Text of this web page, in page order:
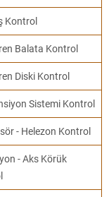
Kontrol
Balata Kontrol
Diski Kontrol
Sistemi Kontrol
- Helezon Kontrol
- Aks Körük